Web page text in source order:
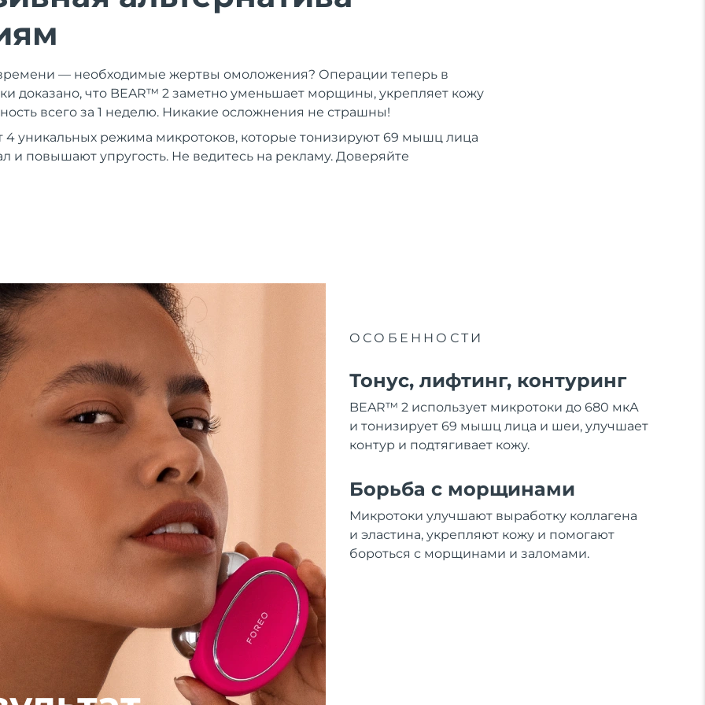
времени — необходимые жертвы омоложения? Операции теперь в
доказано, что BEAR™ 2 заметно уменьшает морщины, укрепляет кожу
всего за 1 неделю. Никакие осложнения не страшны!
4 уникальных режима микротоков, которые тонизируют 69 мышц лица
и повышают упругость. Не ведитесь на рекламу. Доверяйте
ОСОБЕННОСТИ
Тонус, лифтинг, контуринг
BEAR™ 2 использует микротоки до 680 мкА
и тонизирует 69 мышц лица и шеи, улучшает
контур и подтягивает кожу.
Борьба с морщинами
Микротоки улучшают выработку коллагена
и эластина, укрепляют кожу и помогают
бороться с морщинами и заломами.